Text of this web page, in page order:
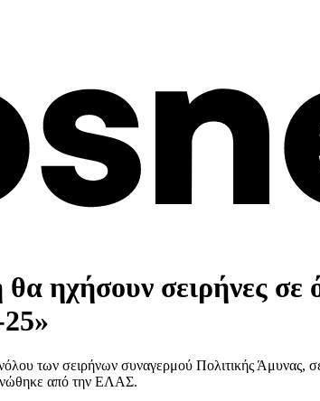
ηχήσουν σειρήνες
των σειρήνων συναγερμού Πολιτικής Άμυνας,
από την ΕΛΑΣ.